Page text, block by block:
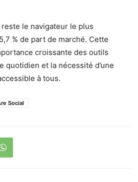
le navigateur le plus
% de part de marché. Cette
croissante des outils
quotidien et la nécessité d’une
à tous.
Social